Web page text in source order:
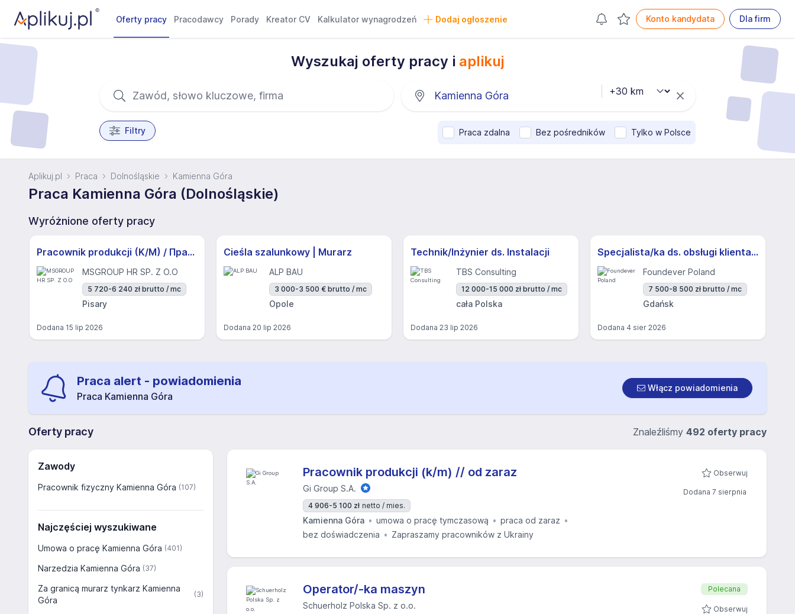
Oferty pracy Pracodawcy Porady Kreator CV Kalkulator wynagrodzeń Dodaj ogłoszenie Konto kandydata Dla firm
Wyszukaj oferty pracy i aplikuj
Filtry Praca zdalna Bez pośredników Tylko w Polsce
Aplikuj.pl Praca Dolnośląskie Kamienna Góra
Praca Kamienna Góra (Dolnośląskie)
Wyróżnione oferty pracy
Pracownik produkcji (K/M) / Працівники продукції Huber-Suhner (K/M)
MSGROUP HR SP. Z O.O
5 720-6 240 zł brutto / mc
Pisary
Dodana 15 lip 2026
Cieśla szalunkowy | Murarz
ALP BAU
3 000-3 500 € brutto / mc
Opole
Dodana 20 lip 2026
Technik/Inżynier ds. Instalacji
TBS Consulting
12 000-15 000 zł brutto / mc
cała Polska
Dodana 23 lip 2026
Specjalista/ka ds. obsługi klienta z j.niemieckim
Foundever Poland
7 500-8 500 zł brutto / mc
Gdańsk
Dodana 4 sier 2026
Praca alert - powiadomienia
Praca Kamienna Góra
Włącz powiadomienia
Oferty pracy Znaleźliśmy 492 oferty pracy
Zawody
Pracownik fizyczny Kamienna Góra (107)
Najczęściej wyszukiwane
Umowa o pracę Kamienna Góra (401)
Narzedzia Kamienna Góra (37)
Za granicą murarz tynkarz Kamienna
Góra
(3)
Pracownik produkcji (k/m) // od zaraz
Gi Group S.A.
4 906-5 100 zł netto / mies.
Kamienna Góra umowa o pracę tymczasową
praca od zaraz
bez doświadczenia
Zapraszamy pracowników z Ukrainy
Obserwuj
Dodana 7 sierpnia
Operator/-ka maszyn
Schuerholz Polska Sp. z o.o.
Polecana
Obserwuj